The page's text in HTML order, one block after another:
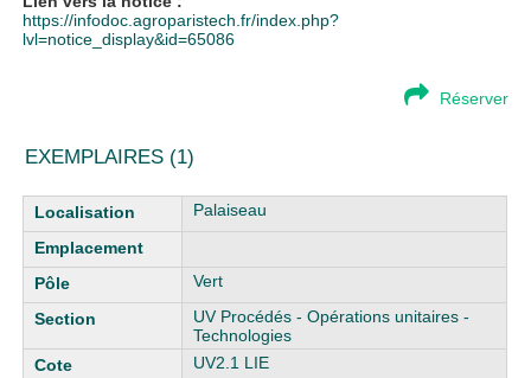
https://infodoc.agroparistech.fr/index.php?
lvl=notice_display&id=65086
Réserver
EXEMPLAIRES (1)
Liste des exemplaires Palaiseau
Vert
UV Procédés - Opérations unitaires -
Technologies
UV2.1 LIE